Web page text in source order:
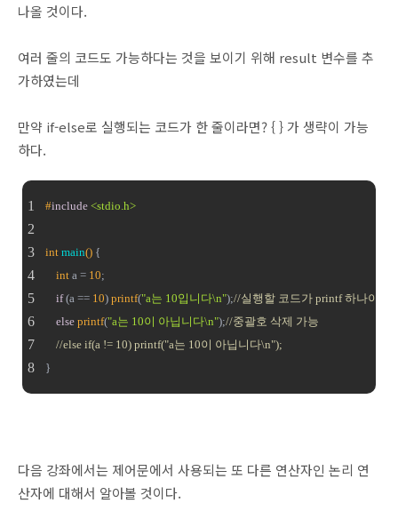
나올 것이다.
여러 줄의 코드도 가능하다는 것을 보이기 위해 result 변수를 추
가하였는데
만약 if-else로 실행되는 코드가 한 줄이라면? { } 가 생략이 가능
하다.
#include <stdio.h>
int main() {
int a = 10;
if (a == 10) printf("a는 10입니다\n");//실행할 코드가 printf 하나이므
else printf("a는 10이 아닙니다\n");//중괄호 삭제 가능
//else if(a != 10) printf("a는 10이 아닙니다\n");
}
다음 강좌에서는 제어문에서 사용되는 또 다른 연산자인 논리 연
산자에 대해서 알아볼 것이다.